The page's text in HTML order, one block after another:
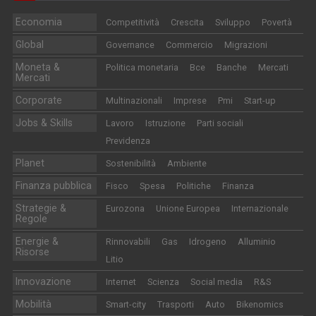
Economia Competitività Crescita Sviluppo Povertà
Global Governance Commercio Migrazioni
Moneta &
Mercati
Politica monetaria Bce Banche Mercati
Corporate Multinazionali Imprese Pmi Start-up
Jobs & Skills Lavoro Istruzione
Parti sociali
Previdenza
Planet Sostenibilità Ambiente
Finanza pubblica Fisco Spesa Politiche Finanza
Strategie &
Regole
Eurozona Unione Europea Internazionale
Energie &
Risorse
Rinnovabili Gas Idrogeno
Alluminio
Litio
Innovazione Internet Scienza Social media R&S
Mobilità Smart-city Trasporti Auto Bikenomics